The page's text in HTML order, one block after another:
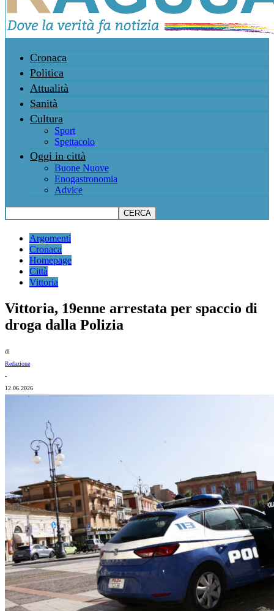
Cronaca
Politica
Attualità
Sanità
Cultura
Sport
Spettacolo
Oggi in città
Buone Nuove
Enogastronomia
Advice
Argomenti
Cronaca
Homepage
Città
Vittoria
Vittoria, 19enne arrestata per spaccio di
droga dalla Polizia
di
Redazione
-
12.06.2026